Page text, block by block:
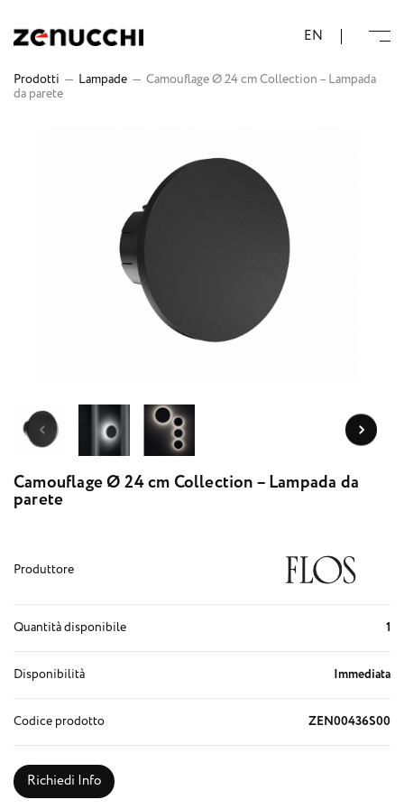
EN
Prodotti — Lampade — Camouflage Ø 24 cm Collection – Lampada
da parete
Camouflage Ø 24 cm Collection – Lampada da
parete
Produttore
Quantità disponibile 1
Disponibilità Immediata
Codice prodotto ZEN00436S00
Richiedi Info